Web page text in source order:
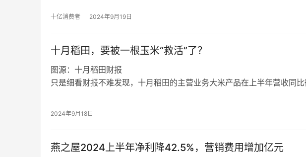
反观“疯狂小杨哥”在直播间宣传售卖的“香港高端月饼”，这些影响力很大的主播根
十亿消费者 2024年9月19日
十月稻田，要被一根玉米“救活”了？
图源：十月稻田财报
只是细看财报不难发现，十月稻田的主营业务大米产品在上半年营收同比
营收7.26亿，同比增长151.9%。
眼看核心业务板块在线上渠道的表现愈发乏力，十月稻田也想在线下抢占
2024年9月18日
燕之屋2024上半年净利降42.5%，营销费用增加亿元